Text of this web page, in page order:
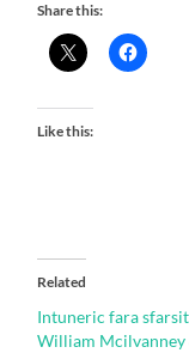
Share this:
Like this:
Related
Intuneric fara
William Mcilvanney